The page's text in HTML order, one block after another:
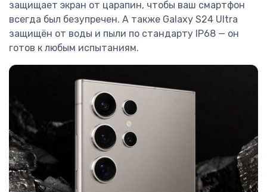
защищает экран от царапин, чтобы ваш смартфон
всегда был безупречен. А также Galaxy S24 Ultra
защищён от воды и пыли по стандарту IP68 — он
готов к любым испытаниям.